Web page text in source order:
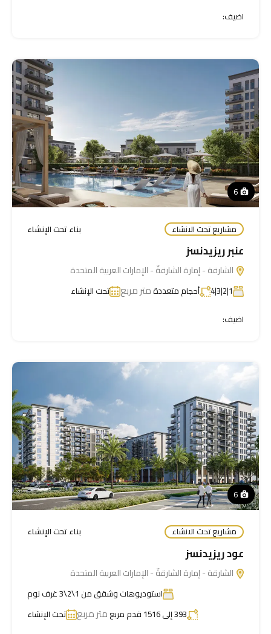
اضيف:
6
مشاريع تحت الانشاء بناء تحت الإنشاء
عنبر ريزيدنسز
الشارقة - إمارة الشارقةّ - الإمارات العربية المتحدة
1|2|3|4 أحجام متعددةمتر مربع
تحت الإنشاء
اضيف:
6
مشاريع تحت الانشاء بناء تحت الإنشاء
عود ريزيدنسز
الشارقة - إمارة الشارقةّ - الإمارات العربية المتحدة
استوديوهات وشقق من 1\2\3 غرف نوم
393 إلى 1516 قدم مربع
متر مربع
تحت الإنشاء